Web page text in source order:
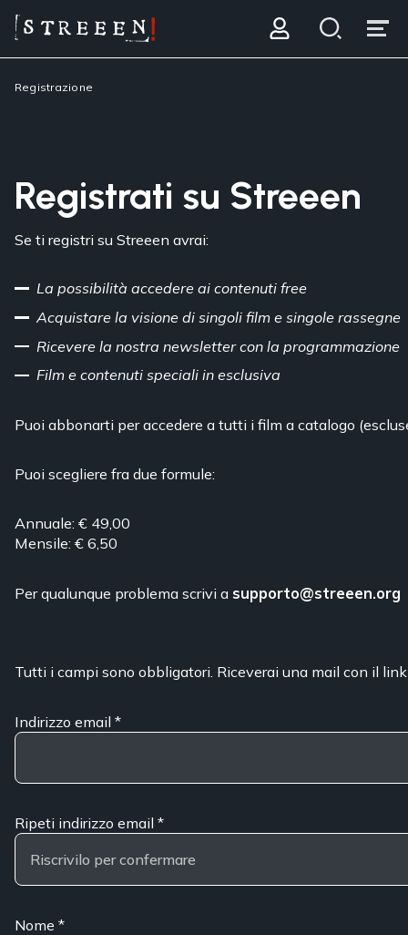
Registrazione
Registrati su Streeen
Se ti registri su Streeen avrai:
La possibilità accedere ai contenuti free
Acquistare la visione di singoli film e singole rassegne
Ricevere la nostra newsletter con la programmazione
Film e contenuti speciali in esclusiva
Puoi abbonarti per accedere a tutti i film a catalogo
Puoi scegliere fra due formule:
Annuale: € 49,00
Mensile: € 6,50
Per qualunque problema scrivi a supporto@streeen.org
Tutti i campi sono obbligatori. Riceverai una mail con il
Indirizzo email*
Ripeti indirizzo email*
Nome*